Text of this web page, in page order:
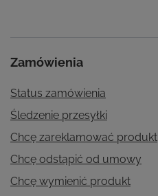
Zamówienia
Status zamówienia
Śledzenie przesyłki
Chcę zareklamować produkt
Chcę odstąpić od umowy
Chcę wymienić produkt